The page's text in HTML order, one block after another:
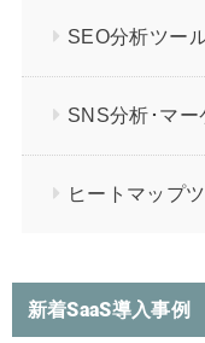
SEO分析ツー
SNS分析･マ
ヒートマップ
新着SaaS導入事例